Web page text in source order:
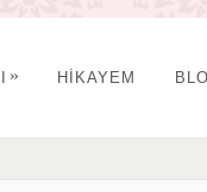
» HİKAYEM